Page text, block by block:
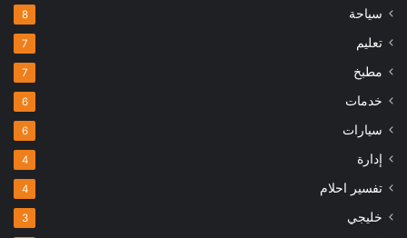
سياحة 8
تعليم 7
مطبخ 7
خدمات 6
سيارات 6
إدارة 4
تفسير احلام 4
خليجي 3